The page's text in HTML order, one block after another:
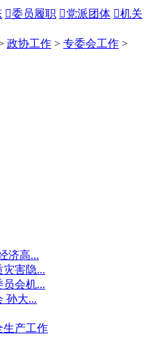
委员履职 党派团体 机关
政协工作 > 专委会工作 >
济高...
害隐...
会机...
孙大...
生产工作